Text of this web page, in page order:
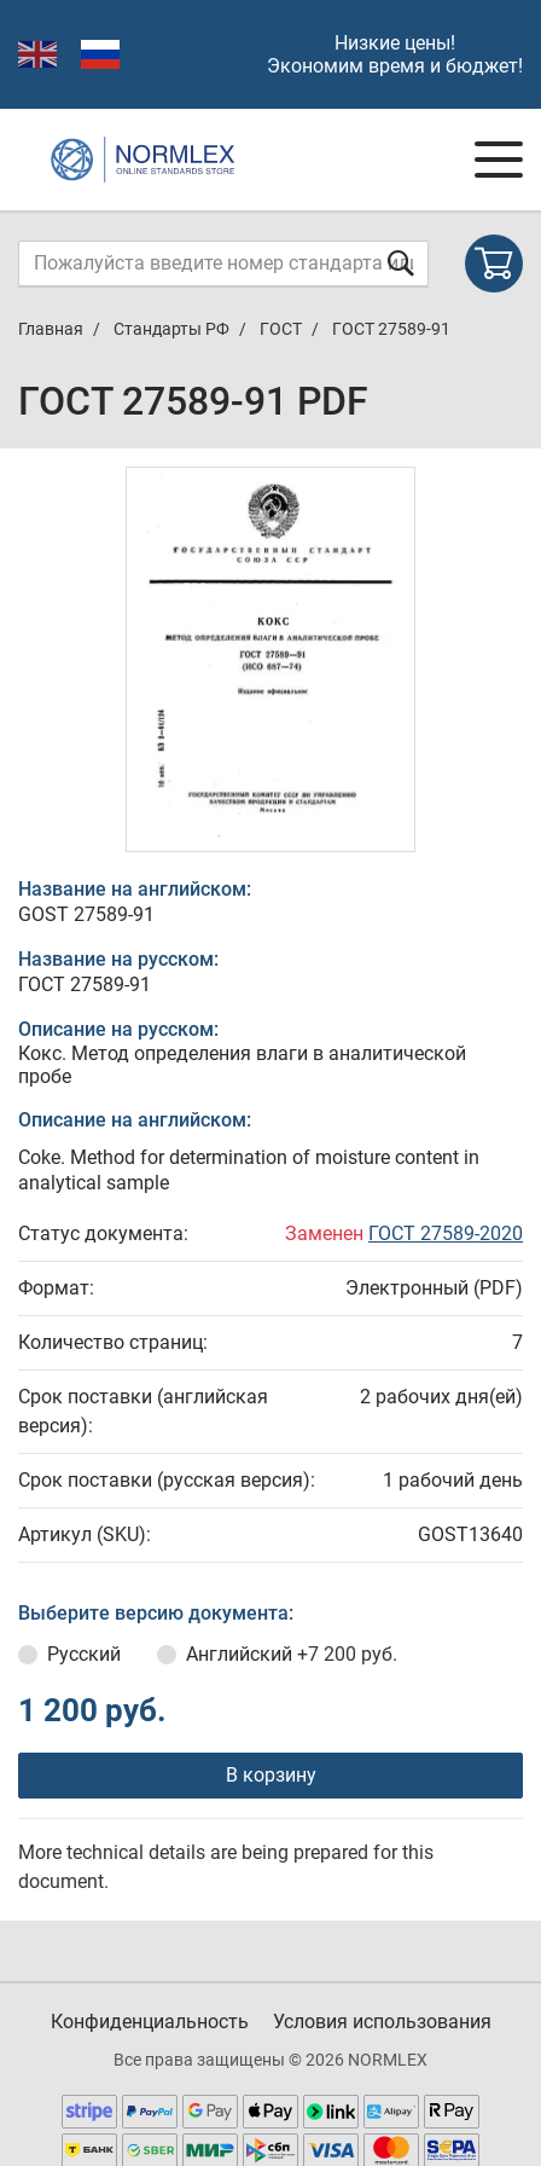
Низкие цены!
Экономим время и бюджет!
Главная Стандарты РФ ГОСТ ГОСТ 27589-91
ГОСТ 27589-91 PDF
Название на английском:
GOST 27589-91
Название на русском:
ГОСТ 27589-91
Описание на русском:
Кокс. Метод определения влаги в аналитической
пробе
Описание на английском:
Coke. Method for determination of moisture content in
analytical sample
Статус документа: Заменен ГОСТ 27589-2020
Формат: Электронный (PDF)
Количество страниц: 7
Срок поставки (английская
версия):
2 рабочих дня(ей)
Срок поставки (русская версия): 1 рабочий день
Артикул (SKU): GOST13640
Выберите версию документа:
Русский
Английский +7 200 руб.
1 200 руб.
В корзину
More technical details are being prepared for this
document.
Конфиденциальность Условия использования
Все права защищены © 2026 NORMLEX